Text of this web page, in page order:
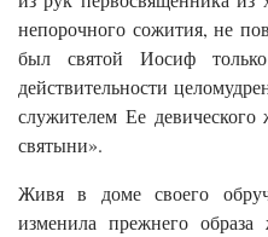
непорочного сожития, не
был святой Иосиф
действительности
служителем Ее
святыни».
Живя в доме своего
изменила прежнего